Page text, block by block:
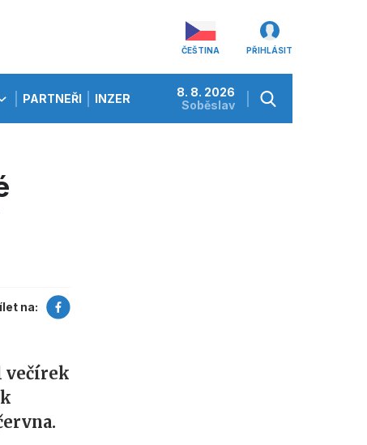
na:
večírek
PARTNEŘI INZERCE
8. 8. 2026
Soběslav
ČEŠTINA PŘIHLÁSIT